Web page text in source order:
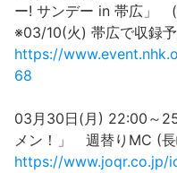
ー! サンデー in 帯広」
※03/10(火) 帯広で収録
https://
68
03月30日(月) 22:00～
メン！」 週替りMC (長
https://www.joqr.co.jp/